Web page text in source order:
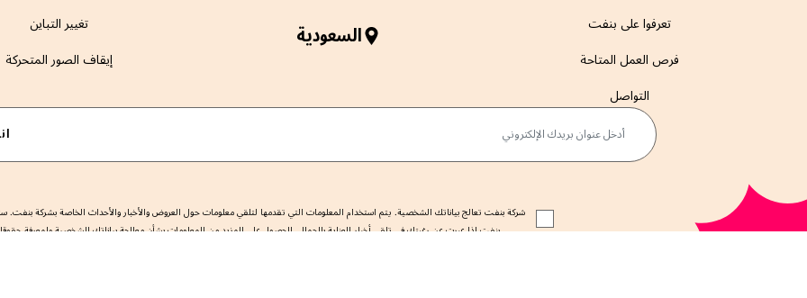
تعرفوا على بنفت
فرص العمل المتاحة
التواصل
السعودية
تغيير التباين
إيقاف الصور المتحركة
أدخل عنوان بريدك الإلكتروني
شركة بنفت تعالج بياناتك الشخصية. يتم استخدام المعلومات التي تقدمها لتلقي معلومات حول العروض والأخبار والأحداث الخاصة بشركة بنفت.
بنفت إذا عبرت عن رغبتك في تلقي أخبار العناية بالجمال. للحصول على المزيد من المعلومات بشأن معالجة بياناتك الشخصية ولمعرفة